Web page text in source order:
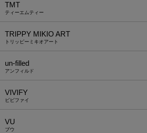
TMT
ティーエムティー
TRIPPY MIKIO ART
トリッピーミキオアート
un-filled
アンフィルド
VIVIFY
ビビファイ
VU
ブウ